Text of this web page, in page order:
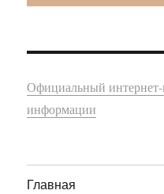
Официальный интернет-
информации
Главная